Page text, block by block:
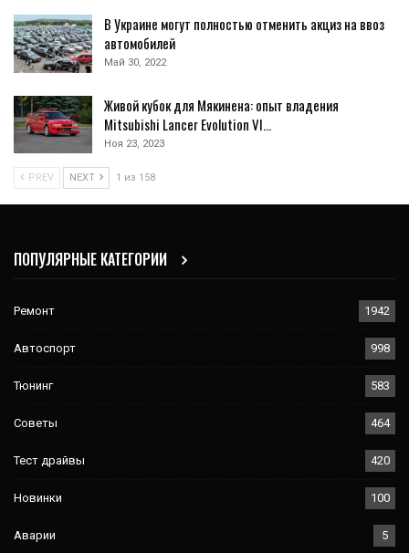
В Украине могут полностью отменить акциз на ввоз
автомобилей
Май 30, 2022
Живой кубок для Мякинена: опыт владения
Mitsubishi Lancer Evolution VI…
Ноя 23, 2023
PREV NEXT 1 из 158
ПОПУЛЯРНЫЕ КАТЕГОРИИ
Ремонт 1942
Автоспорт 998
Тюнинг 583
Советы 464
Тест драйвы 420
Новинки 100
Аварии 5